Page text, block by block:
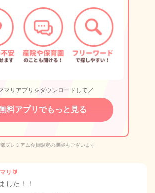
マリアプリをダウンロードして／
料アプリでもっと見る
プレミアム会員限定の機能もございます
リ🔰
した！！